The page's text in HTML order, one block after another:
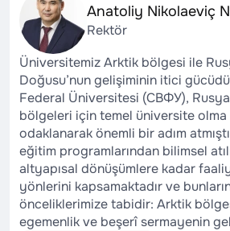
Anatoliy Nikolaeviç
Rektör
Üniversitemiz Arktik bölgesi ile
Doğusu’nun gelişiminin itici
Federal Üniversitesi (СВФУ),
bölgeleri için temel üniversite olma
odaklanarak önemli bir adım
eğitim programlarından bilimsel
altyapısal dönüşümlere kadar
yönlerini kapsamaktadır ve
önceliklerimize tabidir: Arktik
egemenlik ve beşerî sermayenin